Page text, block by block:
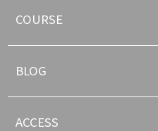
COURSE
BLOG
ACCESS